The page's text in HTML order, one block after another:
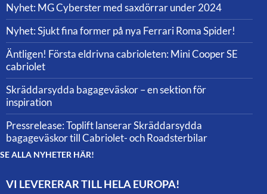
Nyhet: MG Cyberster med saxdörrar under 2024
Nyhet: Sjukt fina former på nya Ferrari Roma Spider!
Äntligen! Första eldrivna cabrioleten: Mini Cooper SE
cabriolet
Skräddarsydda bagageväskor – en sektion för
inspiration
Pressrelease: Toplift lanserar Skräddarsydda
bagageväskor till Cabriolet- och Roadsterbilar
SE ALLA NYHETER HÄR!
VI LEVERERAR TILL HELA EUROPA!